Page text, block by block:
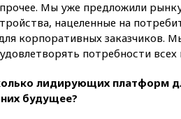
Мы уже предложили
нацеленные на
корпоративных заказчиков.
потребности
лидирующих платформ
будущее?